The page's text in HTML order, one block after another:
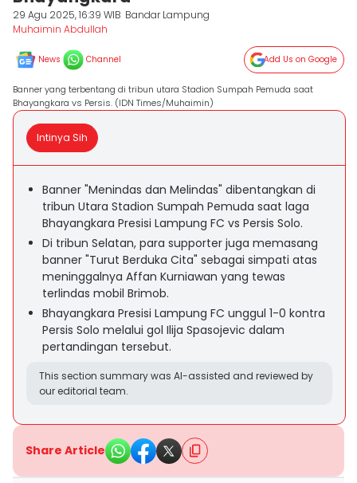
29 Agu 2025, 16:39 WIB Bandar Lampung
Muhaimin Abdullah
News Channel Add Us on Google
Banner yang terbentang di tribun utara Stadion Sumpah Pemuda saat
Bhayangkara vs Persis. (IDN Times/Muhaimin)
Intinya Sih
Banner "Menindas dan Melindas" dibentangkan di
tribun Utara Stadion Sumpah Pemuda saat laga
Bhayangkara Presisi Lampung FC vs Persis Solo.
Di tribun Selatan, para supporter juga memasang
banner "Turut Berduka Cita" sebagai simpati atas
meninggalnya Affan Kurniawan yang tewas
terlindas mobil Brimob.
Bhayangkara Presisi Lampung FC unggul 1-0 kontra
Persis Solo melalui gol Ilija Spasojevic dalam
pertandingan tersebut.
This section summary was AI-assisted and reviewed by
our editorial team.
Share Article